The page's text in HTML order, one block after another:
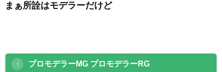
まぁ所詮はモデラーだけど
プロモデラーMG プロモデラーRG